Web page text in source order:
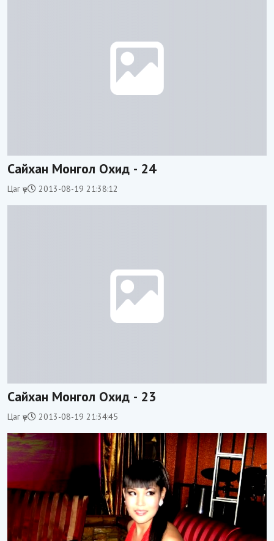
Сайхан Монгол Охид - 24
Цаг үе 2013-08-19 21:38:12
Сайхан Монгол Охид - 23
Цаг үе 2013-08-19 21:34:45